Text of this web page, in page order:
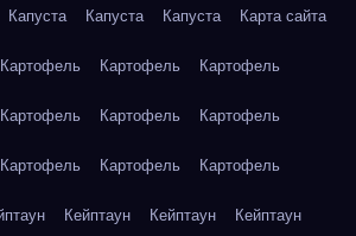
Капуста Капуста Капуста Карта сайта
Картофель Картофель Картофель
Картофель Картофель Картофель
Картофель Картофель Картофель
Кейптаун Кейптаун Кейптаун